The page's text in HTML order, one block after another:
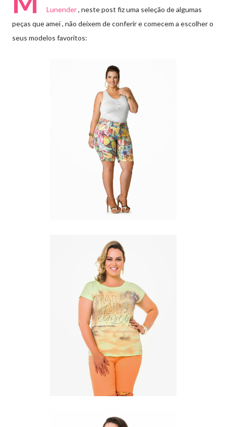
Lunender, neste post fiz uma seleção de algumas
peças que amei , não deixem de conferir e comecem a escolher o
seus modelos favoritos: